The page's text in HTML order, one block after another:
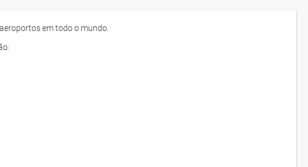
em todo o mundo.